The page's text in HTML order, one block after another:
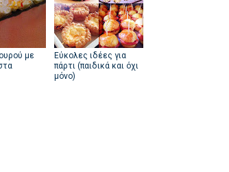
με
Εύκολες ιδέες για
πάρτι (παιδικά και όχι
μόνο)